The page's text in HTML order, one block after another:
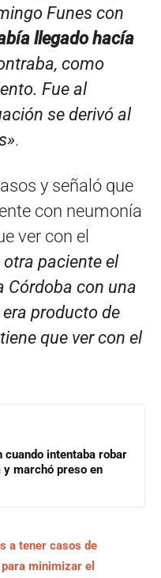
Funes con
llegado hacía
como
Fue al
se derivó al
.
y señaló que
con neumonía
ver con el
otra paciente el
Córdoba con una
producto de
que ver con el
cuando intentaba robar
y marchó preso en
a tener casos de
minimizar el